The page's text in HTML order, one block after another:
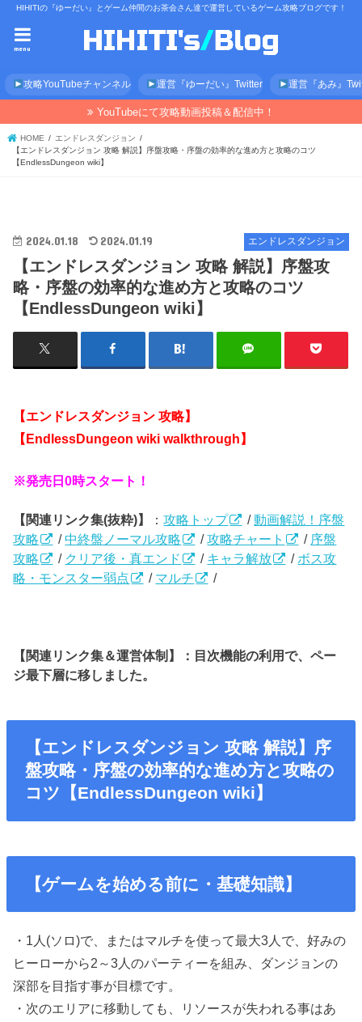
HIHITIの『ゆーだい』とゲーム仲間のお茶会さん達で運営しているゲーム攻略ブログです！
menu
攻略YouTubeチャンネル 運営『ゆーだい』Twitter 運営『あみ』
YouTubeにて攻略動画投稿＆配信中！
HOME
エンドレスダンジョン
【エンドレスダンジョン 攻略 解説】序盤攻略・序盤の効率的な進め方と攻略のコツ
【EndlessDungeon wiki】
エンドレスダンジョン
2024.01.18 2024.01.19
【エンドレスダンジョン 攻略 解説】序盤攻
略・序盤の効率的な進め方と攻略のコツ
【EndlessDungeon wiki】
【エンドレスダンジョン攻略】
【EndlessDungeon wiki walkthrough】
※発売日0時スタート！
【関連リンク集(抜粋)】 ：攻略トップ /動画解説！序盤
攻略
/中終盤ノーマル攻略 /攻略チャート / 序盤
攻略
/ クリア後・真エンド / キャラ解放 / ボス攻
略・モンスター弱点
/ マルチ /
【関連リンク集＆運営体制】：目次機能の利用で、ペー
ジ最下層に移しました。
【エンドレスダンジョン 攻略 解説】序
盤攻略・序盤の効率的な進め方と攻略の
コツ【EndlessDungeon wiki】
【ゲームを始める前に・基礎知識】
・1人(ソロ)で、またはマルチを使って最大3人で、好みの
ヒーローから2～3人のパーティーを組み、ダンジョンの
深部を目指す事が目標です。
・次のエリアに移動しても、リソースが失われる事はあ